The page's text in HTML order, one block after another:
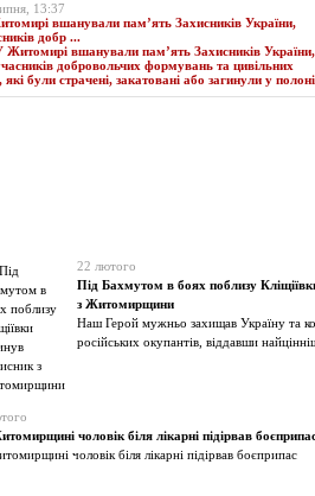
13:37
вшанували пам’ять Захисників України,
добр ...
22 лютого
Під Бахмутом в боях поблизу
з Житомирщини
Наш Герой мужньо захищав Україну та
російських окупантів, віддавши
чоловік біля лікарні підірвав
чоловік біля лікарні підірвав боєприпас